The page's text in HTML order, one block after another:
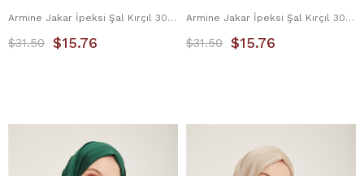
Armine Jakar İpeksi Şal Kırçıl 3098-2 Cam Göbeği
$15.76
$31.50
Armine Jakar İpeksi Şal Kırçıl 3098-3 Füme
$15.76
$31.50